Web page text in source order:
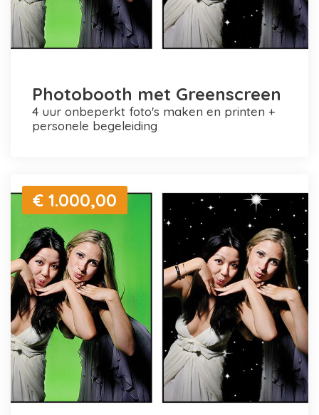
Photobooth met Greenscreen
4 uur onbeperkt foto's maken en printen +
personele begeleiding
€ 1.000,00